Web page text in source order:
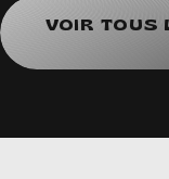
VOIR TOUS